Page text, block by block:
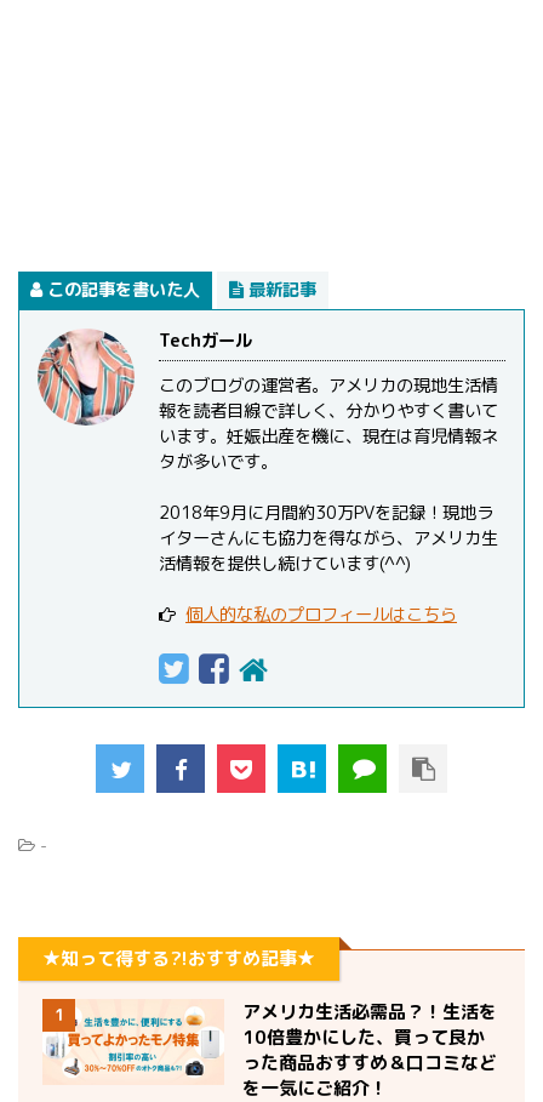
この記事を書いた人 最新記事
Techガール
このブログの運営者。アメリカの現地生活情
報を読者目線で詳しく、分かりやすく書いて
います。妊娠出産を機に、現在は育児情報ネ
タが多いです。
2018年9月に月間約30万PVを記録！現地ラ
イターさんにも協力を得ながら、アメリカ生
活情報を提供し続けています(^^)
個人的な私のプロフィールはこちら
-
★知って得する?!おすすめ記事★
1
アメリカ生活必需品？！生活を
10倍豊かにした、買って良か
った商品おすすめ＆口コミなど
を一気にご紹介！